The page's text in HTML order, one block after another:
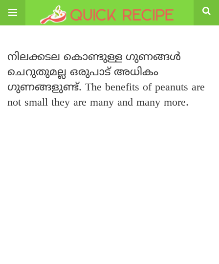
നിലക്കടല കൊണ്ടുള്ള ഗുണങ്ങൾ
ചെറുതുമല്ല ഒരുപാട് അധികം
ഗുണങ്ങളുണ്ട്. The benefits of peanuts are
not small they are many and many more.